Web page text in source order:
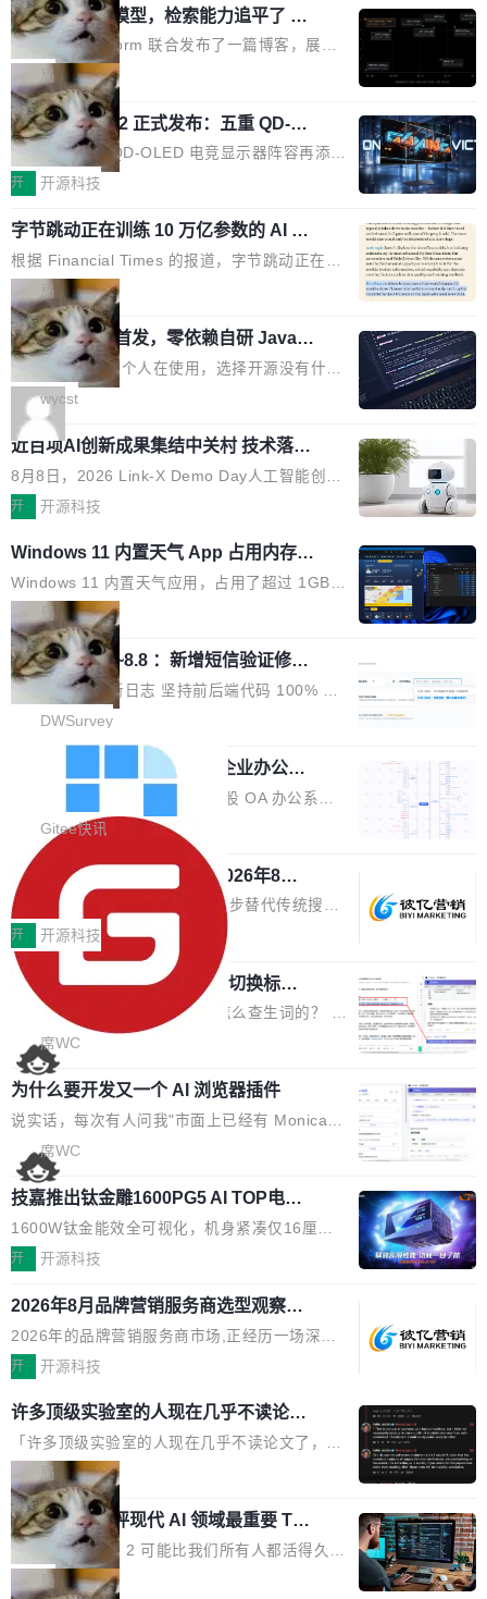
个项目只有一个 HTML 文件。没有构建步骤，没
有依赖，没有网络请求。屏幕上每个形状都是 C
anvas 上纯手...
s 里，设备树和内核源码被厂商锁死，你能看到
代码但你改不了，改了也刷不进去。 为什么 AO
SP 不够用了 Runarcn 列举了几条他离开 Andro
id 的具体理由： Google Pla...
ion（间接提示注入）窃取整个 Atlassian 租户内
的 Jira 工单和 Confluence 文档，全程不需要任
何人工审批。 更值得注意的是，这个漏洞在 5
月 23 日就报告给了 Atlassian，两个多月过去
了，公司除了表示"感谢"并分配了一个 case nu
mber 之外，再没有任何实质性回应。Rovo 至
今仍处于漏洞未修复状态。 攻击链路 攻击链并
不复杂。 受害者给 Rovo 提了一个正...
一个 4B 开源模型，检索能力追平了 G
PT-5.6 Sol，成本降到 1/100
Neon 和 Castform 联合发布了一篇博客，展示
了一个惊人的结果：一个 4B 参数的开源模型，
经过 RL 后训练之后，在检索任务上的准确率追
平了 GPT-5.6 Sol，但每次请求的成本只有对方
的 1/100。 具体来说，GPT-5.6 Sol 做一次典型
的多轮搜索请求需要超过 10 秒，端到端成本约
来说，这个速度和成本都"高得让人没法用"。而
4B 开源模型在推理速度上快了几个数量级，成
本低了两三个数量级。 问题在于，小模型开箱即
用时的检索能力确实远不如闭源前沿模型。差距
在哪？就在 RL 后训练。 从 RAG 到 agentic...
局
技嘉 GO27Q32 正式发布：五重 QD-OL
ED 面板加持，320Hz 极速与影院级画
面兼得
技嘉科技旗下 QD-OLED 电竞显示器阵容再添旗
舰新作。GO27Q32 将于 2026 年 9 月 15 日正
nta Tandem 五重发光架构为核心，为高端玩家
打造速度与画质不妥协的沉浸体验。 GO27Q32
搭载三星最新 QD-OLED 面板，采用 5 层串联
式发光结构，并装配全新 ObsidianShield 抗反
射镀膜，黑阶表现提升可达40%，并将表面硬度
由2H升級至3H，画面对比度与强度都提升的同
时还具有 320Hz 刷新率与 0.03ms GTG 灰阶响
应时间，从源头消除拖影与动态模糊。 1.突破 O
LED 画质局限，暗部细节...
开 开源科技
字节跳动正在训练 10 万亿参数的 AI 模
型
根据 Financial Times 的报道，字节跳动正在训
练一个 10 万亿参数的 AI 模型，目前处于预训练
阶段。 10 万亿是什么概念？Anthropic 目前最
大的模型 Mythos 5 约 8 万亿参数。DeepSeek
V4-Pro 是 1.6 万亿。月之暗面的 Kimi K3 是 2.
8 万亿。美团 LongCat-2.0 是 1.6 万亿。字节
跳动的这个未命名模型，直接跳到了 10 万亿。
预训练通常需要 3 到 6 个月，之后还有微调阶
段。按这个时间线，最早可能在 2026 年底或 2
027 年初发布。 这个节点很微妙。Anthropic 刚
在 5 月发布了 Mythos 5...
局
wastnet 开源首发，零依赖自研 Java H
TTP/2 框架，性能对标 Undertow !
这个项目一直是个人在使用，选择开源没有什么
动机理由，就是想开源了，如果非要说一个，那
就是它多少弥补了国产 Java 自研 HTTP/2 框架
这块空白——放眼国产 Java 生态，能拿出手的
HTTP/2 网络框架，要么闭源，要么底层建立在
Netty 之上，真正自研的 Java 实现几乎没有。
级 Java 网络应用框架，核心基于 JDK 原生 NI
O 构建 Reactor 多路复用模型，不依赖 Netty、
Tomcat 等任何第三方网络库。其 HTTP/2 协议
栈从 HPACK、Huffman 到 ALPN 均为自主实
现，在基准测试中与 Un...
wycst
近百项AI创新成果集结中关村 技术落地
与产业迭代提速
8月8日，2026 Link-X Demo Day人工智能创新
项目展在北京中关村举办。本次活动由星连资
业、学术、投资人士，集中展出近百项覆盖AI芯
片、算力、模型、应用全链条创新项目，聚焦AI
技术产业化落地与资本对接，呈现当前国内AI前
沿技术突破与商业化最新进展。 活动围绕AI学术
研究与产业落地融合展开多维度研讨。星连资本
创始合伙人张鸣晨表示，AI产业化是长期产融结
合过程，早期优质技术项目需持续资本与产业资
者、产业专家、投资人围绕AI前沿技术瓶颈、行
业固有认知重构等议题展开跨界对话，聚焦行业
真实痛点与突破方向...
开 开源科技
Windows 11 内置天气 App 占用内存超
过 1GB
Windows 11 内置天气应用，占用了超过 1GB
内存。 Notebookcheck 的测试发现这个数字
时，反复确认了多次。不是 100MB，不是 500
MB，是 1 个 G。一个显示天气的应用。 Windo
ws 内置应用臃肿早就是老话题了，但一款天气
应用占用内存就超过 1G 还是过于离谱——问题
个嵌在 Edge WebView 里的网页。它不是一个
「应用」，它是一个运行在浏览器引擎里的网
页，外面套了一层 Windows 的壳。 WebView2
本身就是个内存大户。它加载了完整的 Edge 渲
染引擎，包括 JavaScript 引擎...
局
调问更新7.26~8.8 ：新增短信验证修
改，考试能力升级
DWSurvey 更新日志 坚持前后端代码 100% 开
源助力企业建设自主可控的问卷调研系统 官网地
址www.diaowen.net ➔ 源码下载Gitee 仓库 ➔
本次更新新增短信验证修改已答问卷功能，提升
答卷安全性；同时升级考试能力，完善填空题判
分、防切屏等功能体验，并优化多项产品细节，
提升整体使用体验。 新增功能 01. 新增验证手
机号后查看、修改已答问卷功能 02. 新增填空题
判分功能 03. 添加协作管理员支持树形结构选择
体验优化与修复 •页面与体验优化 优化工作台首
页 UI 展示效果，提升页面使用体验。 优化防切
屏提醒规则，调整为每次切屏均触发提示，提升
考试规范性。 优化登录状...
DWSurvey
勾股 OA v6.0.2 已经发布，企业办公系
勾股 OA v6.0.2 已经发布。 勾股 OA 办公系统
是一款简单实用的开源的企业办公系统。系统集
成了系统设置、附件管理、人事管理、行政管
理、消息管理、资产管理、企业公告、知识网
盘、审批流程设置、办公审批、工作计划、工作
汇报、工作日志、日常办公、财务管理、客户管
理、合同管理、项目管理、任务管理等功能模
块。系统简约，易于功能扩展，方便二次开发，
可以用来做日常 OA，CRM，ERP，业务管理等
系统。 勾股OA6.0.2版本主要是对勾股OA 6第
一个大版本发布的部分功能细节优化和bug问题
修复的版本，具体更新日志如下： 1、补全新版
本的各个审批类型的审批单导出 2、优化各个审
Gitee快讯
942亿赛道如何选对伙伴？2026年8月G
EO公司推荐
当DeepSeek、豆包等大模型逐步替代传统搜索
成为用户获取信息的主要入口,品牌竞争的逻辑变
了:不再是争抢关键词排名,而是想办法进入AI脱
口而出的那个答案。"GEO公司推荐"这个搜索词
背后,折射的是企业面对新兴服务赛道时的集体困
惑——该信谁、看什么、怎么选。 据易观分析
《中国GEO市场产业图谱》数据,2026年中国GE
O行业规模预计达942亿元,同比增长169.7%。G
artner同期预测,传统搜索引擎访问量年内将下滑
25%,AI载体流量占比突破40%;埃森哲2025年中
国消费者调研则指出,37%的用户在有明确购买需
求时倾向于先问AI。几组数据指向一致:GEO已
从营销"加分项"变成品牌在AI时...
开 开源科技
任意网页划词 AI 问答：不用切换标签页
的效率秘诀
看英文技术文档的时候，你是怎么查生词的？ 我
猜大多数人的流程是：选中单词 → Ctrl+C → 切
到翻译标签页 → Ctrl+V → 看翻译 → 切回原
文。遇到不懂的代码片段，再切到 ChatGPT 问
一下。来回切换几次，思路早断了。 今天介绍的
开源 Chrome 扩展 AI Helper，有一个划词浮动
工具栏功能，能让你在任意网页选中文本就直接
用 AI，完全不用切换标签页。 划词工具栏是什
么 安装 AI Helper 后，在任意网页选中文本，选
区旁边会自动浮现一个工具栏： 工具 功能 典型
场景 AI 搜索 联网搜索相关信息 看到陌生概念，
想快速了解背景 解释 让 AI 解释选中文本 读到
费解...
席WC
为什么要开发又一个 AI 浏览器插件
说实话，每次有人问我"市面上已经有 Monica、
Sider、Copilot for Chrome 这些 AI 浏览器插件
了，你为什么还要再做一个"，我都觉得这个问题
问得好。 因为我自己也是从用户变成开发者的。
现有产品的天花板 我用过不少 AI 浏览器插件。
刚开始觉得都挺好——选中一段文字，弹出解
要。但用久了你会发现，它们本质上都是同一类
东西：一个带网页上下文的聊天框。 它们能读取
页面的文本，然后把文本丢给大模型，再返回一
段回答。仅此而已。 这当然有用，但总觉得差点
意思。比如我在一个后台管理系统里，需要填50
个表单字段，每个字段还有联动逻辑；比如我
想...
席WC
技嘉推出钛金雕1600PG5 AI TOP电
源：为发烧级主机与本地AI算力打造旗
舰供电方案
1600W钛金能效全可视化，机身紧凑仅16厘米
继2026台北电脑展首度亮相后，技嘉科技近日正
电源专为发烧级DIY主机与本地AI算力平台打
造，整机长度仅16厘米，提供1600W额定功率
与80PLUS钛金能效；支持ATX 3.1与PCIe 5.1
实时LCD监控屏，可充分满足当下高阶PC主机
的严苛使用需求。 澎湃功率，紧凑机身 钛金雕1
600PG5 AI TOP具备强悍输出功率，同时实现
机身尺寸大幅精简。整机长度仅16厘米，属于同
功率段机身尺寸十分紧凑的1600W电源产品。小
巧机身有效提升市面主流标准A...
开 开源科技
2026年8月品牌营销服务商选型观察：
从流量思维到品牌资产思维的范式转移
2026年的品牌营销服务商市场,正经历一场深刻
的价值重构。全球全案品牌代理机构市场从2025
复合增长率达5.44%,预计2032年将突破120亿美
元。数字广告与公共关系相关服务市场更是从20
25年的8463亿美元扩张至2026年的8763亿美
元。数字的背后是一个清晰的事实——品牌对专
业化营销服务的需求从未如此迫切。 但市场扩容
的同时,服务商的竞争逻辑正在改变。2026年Top
Agency年度合辑的观察指出,“产品”这个离消费
开 开源科技
许多顶级实验室的人现在几乎不读论文
了
「许多顶级实验室的人现在几乎不读论文了，而
且他们认为 ICLR/ICML/NeurIPS 充斥着大量过
度宣传和欺诈。」 OpenAI 研究员 Keller Jorda
n 这条推文引发了广泛讨论。他不是在说风凉
话，他是说出了一个圈内人尽皆知但很少公开捅
破的事实。 Jordan 随后补充了一句软化声明：
局
xAI 前工程师评现代 AI 领域最重要 Top
3 开源项目
Flash Attention 2 可能比我们所有人都活得久。
这句话不是来自某个技术博客，而是出自 Hieu
局